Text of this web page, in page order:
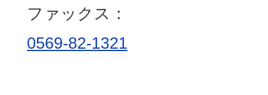
ファックス：
0569-82-1321